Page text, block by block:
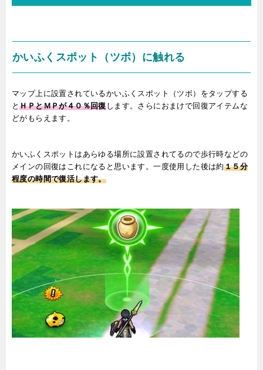
かいふくスポット（ツボ）に触れる
マップ上に設置されているかいふくスポット（ツボ）をタップする
とＨＰとＭＰが４０％回復します。さらにおまけで回復アイテムな
どがもらえます。
かいふくスポットはあらゆる場所に設置されてるので歩行時などの
メインの回復はこれになると思います。一度使用した後は約１５分
程度の時間で復活します。